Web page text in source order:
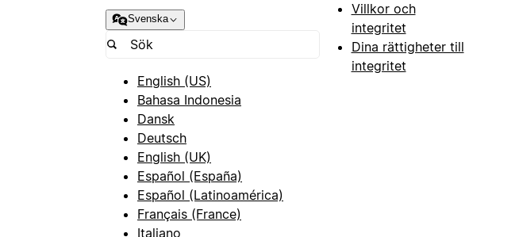
Svenska
English (US)
Bahasa Indonesia
Dansk
Deutsch
English (UK)
Español (España)
Español (Latinoamérica)
Français (France)
Italiano
Villkor och
integritet
Dina rättigheter till
integritet